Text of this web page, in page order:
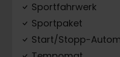
Sportfahrwerk
Sportpaket
Start/Stopp-